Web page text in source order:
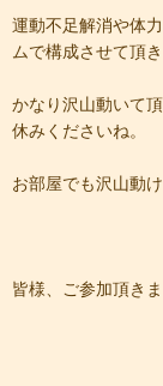
運動不足解消や体
ムで構成させて頂
かなり沢山動いて
休みくださいね。
お部屋でも沢山動
皆様、ご参加頂き